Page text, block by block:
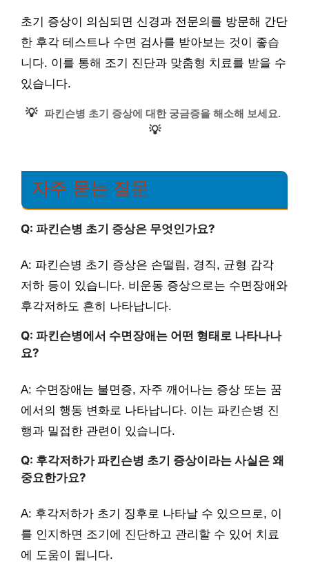
초기 증상이 의심되면 신경과 전문의를 방문해 간단
한 후각 테스트나 수면 검사를 받아보는 것이 좋습
니다. 이를 통해 조기 진단과 맞춤형 치료를 받을 수
있습니다.
💡 파킨슨병 초기 증상에 대한 궁금증을 해소해 보세요.
💡
자주 묻는 질문
Q: 파킨슨병 초기 증상은 무엇인가요?
A: 파킨슨병 초기 증상은 손떨림, 경직, 균형 감각
저하 등이 있습니다. 비운동 증상으로는 수면장애와
후각저하도 흔히 나타납니다.
Q: 파킨슨병에서 수면장애는 어떤 형태로 나타나나
요?
A: 수면장애는 불면증, 자주 깨어나는 증상 또는 꿈
에서의 행동 변화로 나타납니다. 이는 파킨슨병 진
행과 밀접한 관련이 있습니다.
Q: 후각저하가 파킨슨병 초기 증상이라는 사실은 왜
중요한가요?
A: 후각저하가 초기 징후로 나타날 수 있으므로, 이
를 인지하면 조기에 진단하고 관리할 수 있어 치료
에 도움이 됩니다.